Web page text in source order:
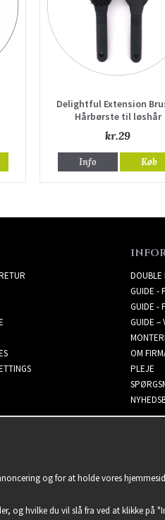
Delightful Extension
Hårbørste til løshår
kr.29
Info Køb
DOUBLE
GUIDE -
GUIDE -
GUIDE –
OM
PLEJE
og for at holde vores
og hvilke du vil slå fra ved at klikke på